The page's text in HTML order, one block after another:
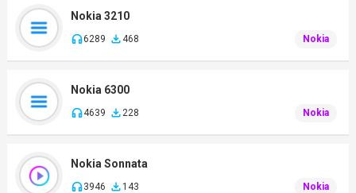
Nokia 3210
6289 468 Nokia
Nokia 6300
4639 228 Nokia
Nokia Sonnata
3946 143 Nokia